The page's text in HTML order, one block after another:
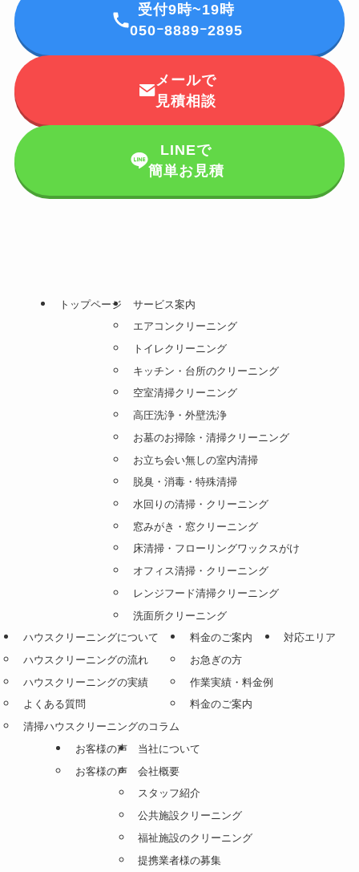
受付9時~19時
050ｰ8889ｰ2895
メールで
見積相談
LINEで
簡単お見積
トップページ
サービス案内
エアコンクリーニング
トイレクリーニング
キッチン・台所のクリーニング
空室清掃クリーニング
高圧洗浄・外壁洗浄
お墓のお掃除・清掃クリーニング
お立ち会い無しの室内清掃
脱臭・消毒・特殊清掃
水回りの清掃・クリーニング
窓みがき・窓クリーニング
床清掃・フローリングワックスがけ
オフィス清掃・クリーニング
レンジフード清掃クリーニング
洗面所クリーニング
ハウスクリーニングについて
ハウスクリーニングの流れ
ハウスクリーニングの実績
よくある質問
清掃ハウスクリーニングのコラム
料金のご案内
お急ぎの方
作業実績・料金例
料金のご案内
対応エリア
お客様の声
お客様の声
当社について
会社概要
スタッフ紹介
公共施設クリーニング
福祉施設のクリーニング
提携業者様の募集